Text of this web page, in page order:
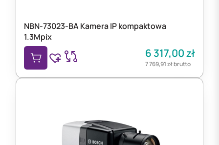
NBN-73023-BA Kamera IP kompaktowa
1.3Mpix
6 317,00zł
7 769,91złbrutto